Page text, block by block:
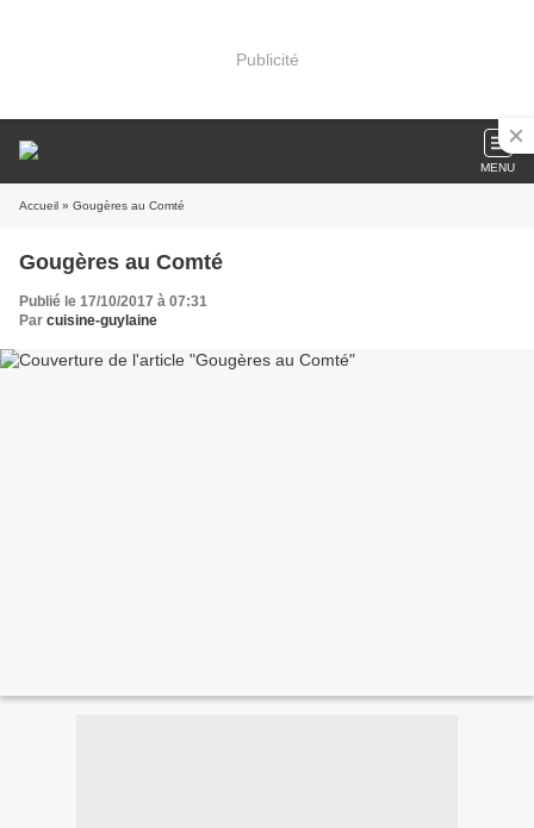
Publicité
MENU
Accueil » Gougères au Comté
Gougères au Comté
Publié le 17/10/2017 à 07:31
Par cuisine-guylaine